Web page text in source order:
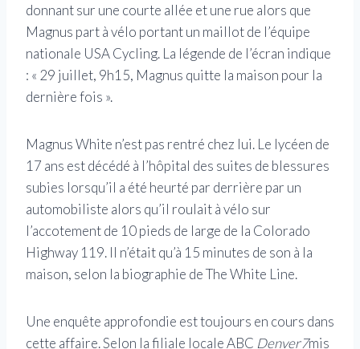
donnant sur une courte allée et une rue alors que
Magnus part à vélo portant un maillot de l’équipe
nationale USA Cycling. La légende de l’écran indique
: « 29 juillet, 9h15, Magnus quitte la maison pour la
dernière fois ».
Magnus White n’est pas rentré chez lui. Le lycéen de
17 ans est décédé à l’hôpital des suites de blessures
subies lorsqu’il a été heurté par derrière par un
automobiliste alors qu’il roulait à vélo sur
l’accotement de 10 pieds de large de la Colorado
Highway 119. Il n’était qu’à 15 minutes de son à la
maison, selon la biographie de The White Line.
Une enquête approfondie est toujours en cours dans
cette affaire. Selon la filiale locale ABC Denver7mis